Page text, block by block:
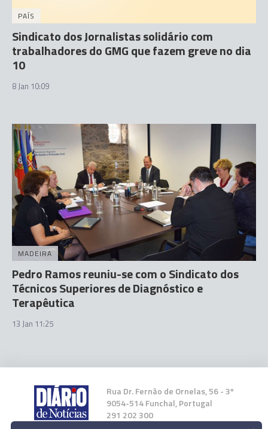
PAÍS
Sindicato dos Jornalistas solidário com
trabalhadores do GMG que fazem greve no dia
10
8 Jan 10:09
MADEIRA
Pedro Ramos reuniu-se com o Sindicato dos
Técnicos Superiores de Diagnóstico e
Terapêutica
13 Jan 11:25
Rua Dr. Fernão de Ornelas, 56 - 3º
9054-514 Funchal, Portugal
291 202 300